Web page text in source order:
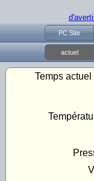
PC Site
actuel
Temps